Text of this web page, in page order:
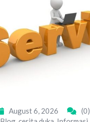
August 6, 2026
(0)